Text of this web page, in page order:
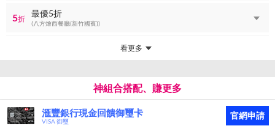
5折
最優5折
(八方燴西餐廳(新竹國賓))
看更多
神組合搭配、賺更多
滙豐銀行現金回饋御璽卡
VISA 御璽
官網申請